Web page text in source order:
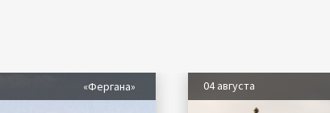
«Фергана» 04 августа